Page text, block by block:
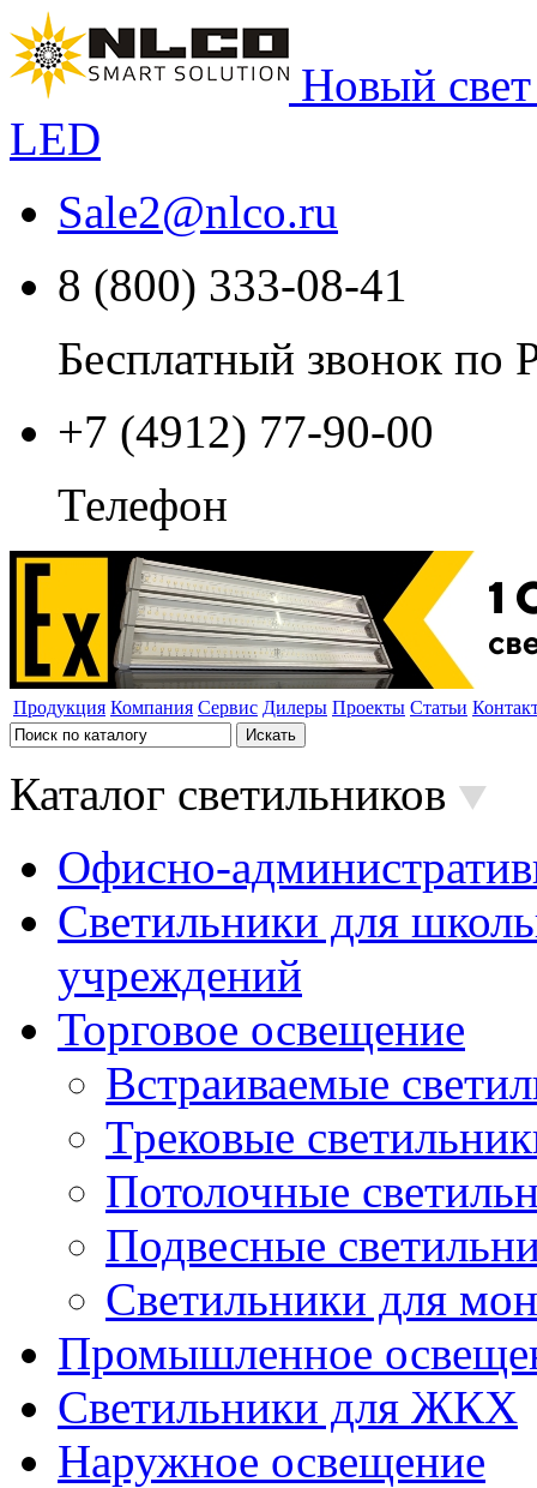
Новый
LED
Sale2@nlco.ru
8 (800) 333-08-41
Бесплатный звонок по
+7 (4912) 77-90-00
Телефон
Продукция Компания Сервис Дилеры Проекты Статьи
Каталог светильников
Офисно-
Светильники для
учреждений
Торговое освещение
Встраиваемые
Трековые
Потолочные
Подвесные
Светильники для
Промышленное
Светильники для ЖКХ
Наружное освещение